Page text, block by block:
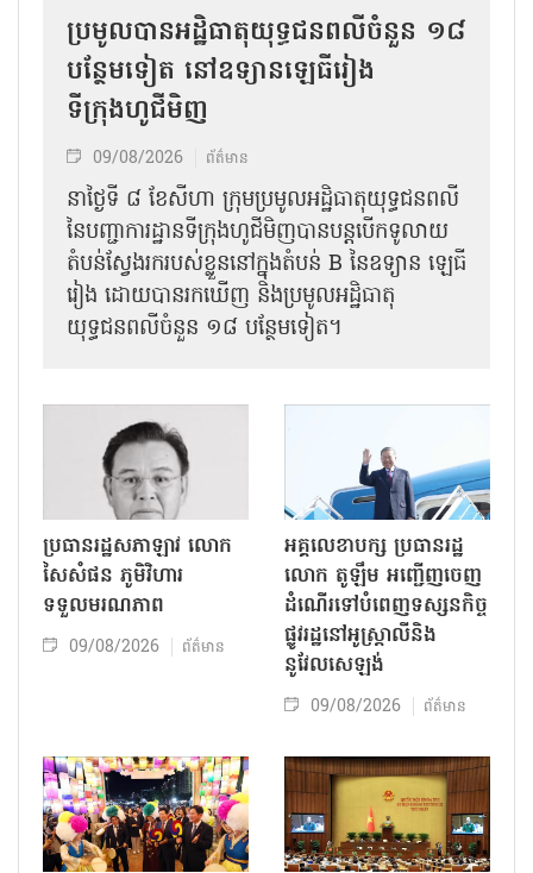
ប្រមូលបានអដ្ឋិធាតុយុទ្ធជនពលីចំនួន ១៨
បន្ថែមទៀត នៅឧទ្យានឡេធីរៀង
ទីក្រុងហូជីមិញ
09/08/2026 ព័ត៌មាន
នាថ្ងៃទី ៨ ខែសីហា ក្រុមប្រមូលអដ្ឋិធាតុយុទ្ធជនពលី
នៃបញ្ជាការដ្ឋានទីក្រុងហូជីមិញបានបន្តបើកទូលាយ
តំបន់ស្វែងរករបស់ខ្លួននៅក្នុងតំបន់ B នៃឧទ្យាន ឡេធី
រៀង ដោយបានរកឃើញ និងប្រមូលអដ្ឋិធាតុ
យុទ្ធជនពលីចំនួន ១៨ បន្ថែមទៀត។
ប្រធានរដ្ឋសភាឡាវ លោក
សៃសំផន ភូមិវិហារ
ទទួលមរណភាព
09/08/2026 ព័ត៌មាន
អគ្គលេខាបក្ស ប្រធានរដ្ឋ
លោក តូឡឹម អញ្ជើញចេញ
ដំណើរទៅបំពេញទស្សនកិច្ច
ផ្លូវរដ្ឋនៅអូស្ត្រាលីនិង
នូវែលសេឡង់
09/08/2026 ព័ត៌មាន